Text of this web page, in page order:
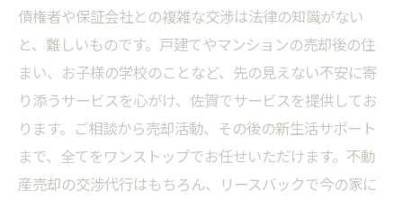
債権者や保証会社との複雑な交渉は法律の知識がない
と、難しいものです。戸建てやマンションの売却後の住
まい、お子様の学校のことなど、先の見えない不安に寄
り添うサービスを心がけ、佐賀でサービスを提供してお
ります。ご相談から売却活動、その後の新生活サポート
まで、全てをワンストップでお任せいただけます。不動
産売却の交渉代行はもちろん、リースバックで今の家に